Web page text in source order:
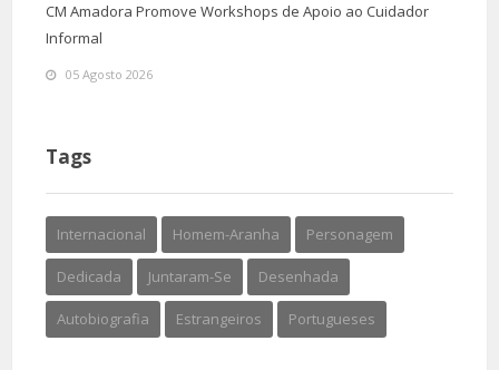
CM Amadora Promove Workshops de Apoio ao Cuidador
Informal
05 Agosto 2026
Tags
Internacional Homem-Aranha Personagem
Dedicada Juntaram-Se Desenhada
Autobiografia Estrangeiros Portugueses